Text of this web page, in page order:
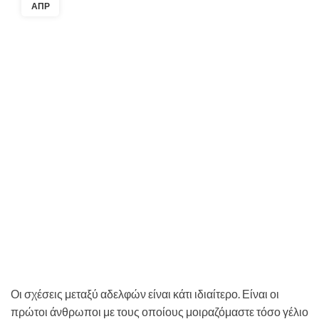
ΑΠΡ
Οι σχέσεις μεταξύ αδελφών είναι κάτι ιδιαίτερο. Είναι οι
πρώτοι άνθρωποι με τους οποίους μοιραζόμαστε τόσο γέλιο